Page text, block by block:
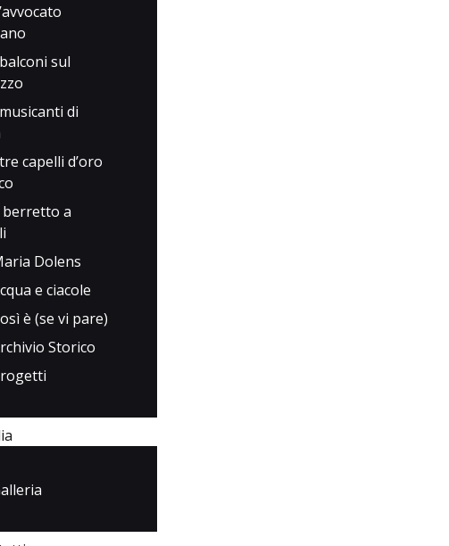
sul
di
capelli d’oro
berretto a
Dolens
e ciacole
è (se vi pare)
Storico